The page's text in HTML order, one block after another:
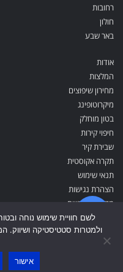
רחובות
חולון
באר שבע
אודות
המלצות
מחירון שיפוצים
מיקרוטופינג
בטון מוחלק
חיפוי קירות
שבירת קיר
תקרה אקוסטית
תנאי שימוש
הצהרת נגישות
מדיניות פרטיות
צור קשר
כל הזכויות
ולמטרות סטטיסטיקה ושיווק.
אישור